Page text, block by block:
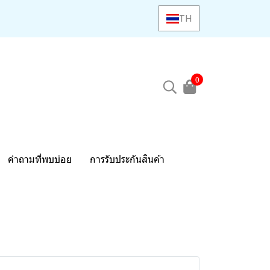
TH
0
คำถามที่พบบ่อย การรับประกันสินค้า